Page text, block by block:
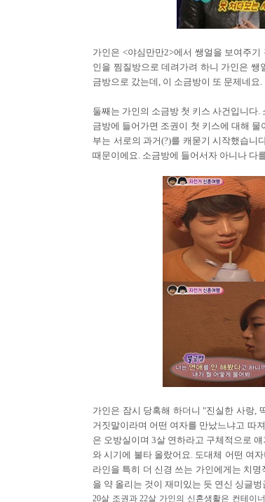
가인은 <야심만만2>에서 쌩얼을 보여주
인을 찜질방으로 데려가려 하니 가인은
금방으로 갔는데, 이 소금방이 또 문제네요.
둘째는 가인의 소금방 첫 키스 사건입니다
금방에 들어가면 조권이 첫 키스에 대해
부는 서로의 과거(?)를 캐묻기 시작했습니
때문이에요. 소금방에 들어서자 아니나 다
가인은 잠시 당혹해 하더니 "진실한 사랑,
거짓말이라며 어떤 여자를 만났느냐고 따
은 오방실이며 3살 연하라고 구체적으로
와 시기에 불타 올랐어요. 도대체 어떤 여
라인을 특히 더 신경 쓰는 가인에게는 치
을 약 올리는 것이 재미있는 듯 연신 싱글벙
20살 조권과 22살 가인의 신혼생활은 컨테이